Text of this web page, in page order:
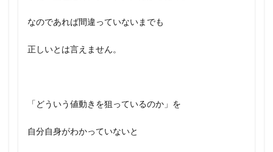
なのであれば間違っていないまでも
正しいとは言えません。
「どういう値動きを狙っているのか」を
自分自身がわかっていないと